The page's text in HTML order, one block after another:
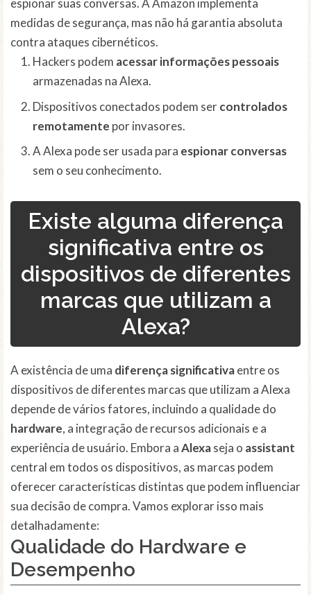
espionar suas conversas. A Amazon implementa
medidas de segurança, mas não há garantia absoluta
contra ataques cibernéticos.
Hackers podem acessar informações pessoais
armazenadas na Alexa.
Dispositivos conectados podem sercontrolados
remotamente por invasores.
A Alexa pode ser usada para espionar conversas
sem o seu conhecimento.
Existe alguma diferença
significativa entre os
dispositivos de diferentes
marcas que utilizam a
Alexa?
A existência de uma diferença significativaentre os
dispositivos de diferentes marcas que utilizam a Alexa
depende de vários fatores, incluindo a qualidade do
hardware, a integração de recursos adicionais e a
experiência de usuário. Embora aAlexaseja o assistant
central em todos os dispositivos, as marcas podem
oferecer características distintas que podem influenciar
sua decisão de compra. Vamos explorar isso mais
detalhadamente:
Qualidade do Hardware e
Desempenho